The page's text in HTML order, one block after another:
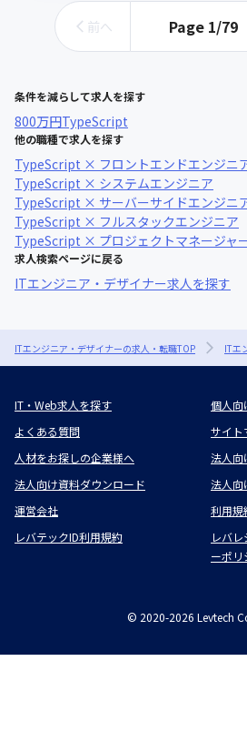
前へ Page 1/79
条件を減らして求人を探す
800万円TypeScript
他の職種で求人を探す
TypeScript × フロントエンドエンジニ
TypeScript × システムエンジニア
TypeScript × サーバーサイドエンジニ
TypeScript × フルスタックエンジニア
TypeScript × プロジェクトマネージャ
求人検索ページに戻る
ITエンジニア・デザイナー求人を探す
ITエンジニア・デザイナーの求人・転職TOP ITエ
IT・Web求人を探す
個人向
よくある質問
サイト
人材をお探しの企業様へ
法人向
法人向け資料ダウンロード
法人向
運営会社
利用規
レバテックID利用規約
レバ
ーポリ
© 2020-2026 Levtech